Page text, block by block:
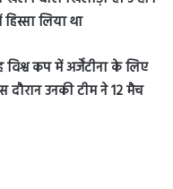
लिया था
कप में अर्जेंटीना के लिए
उनकी टीम ने 12 मैच